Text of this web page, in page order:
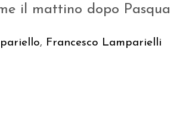
il mattino dopo Pasqua
, Francesco Lamparielli